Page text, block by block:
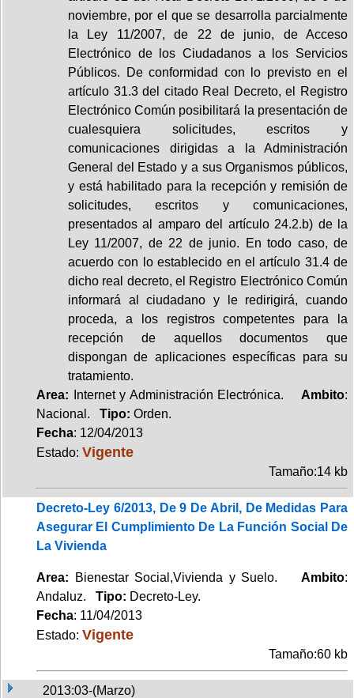
noviembre, por el que se desarrolla parcialmente
la Ley 11/2007, de 22 de junio, de Acceso
Electrónico de los Ciudadanos a los Servicios
Públicos. De conformidad con lo previsto en el
artículo 31.3 del citado Real Decreto, el Registro
Electrónico Común posibilitará la presentación de
cualesquiera solicitudes, escritos y
comunicaciones dirigidas a la Administración
General del Estado y a sus Organismos públicos,
y está habilitado para la recepción y remisión de
solicitudes, escritos y comunicaciones,
presentados al amparo del artículo 24.2.b) de la
Ley 11/2007, de 22 de junio. En todo caso, de
acuerdo con lo establecido en el artículo 31.4 de
dicho real decreto, el Registro Electrónico Común
informará al ciudadano y le redirigirá, cuando
proceda, a los registros competentes para la
recepción de aquellos documentos que
dispongan de aplicaciones específicas para su
tratamiento.
Area: Internet y Administración Electrónica. Ambito:
Nacional. Tipo: Orden.
Fecha: 12/04/2013
Estado: Vigente
Tamaño:14 kb
Decreto-Ley 6/2013, De 9 De Abril, De Medidas Para
Asegurar El Cumplimiento De La Función Social De
La Vivienda
Area: Bienestar Social,Vivienda y Suelo. Ambito:
Andaluz. Tipo: Decreto-Ley.
Fecha: 11/04/2013
Estado: Vigente
Tamaño:60 kb
2013:03-(Marzo)